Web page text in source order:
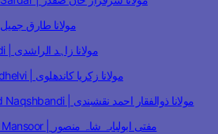
Maulana Tariq Jameel | مولانا طارق جمیل
Maulana Zahid Ur Rashdi | مولانا زاہد الراشدی
Maulana Zakariyya Kandhelvi | مولانا زکریا کاندھلوی
Maulana Zulfiqar Ahmad Naqshbandi | مولانا ذوالفقار احمد نقشبندی
Mufti Abu Lubaba Shah Mansoor | مفتی ابولبابہ شاہ منصور